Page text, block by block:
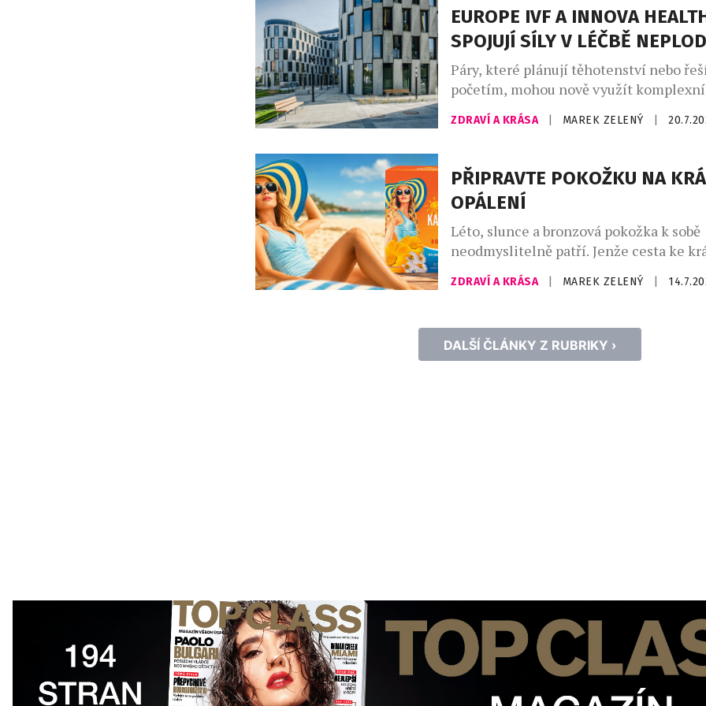
zaostřovat na blízko, mnoho lidí
několika párů brýlí není vždy
Paradoxně si řada z nich ani
EUROPE IVF A INNOVA
SPOJUJÍ SÍLY V LÉČBĚ
Páry, které plánují těhotenství nebo řeší
početím, mohou nově využít komplexní
koordinovanou péči v oblasti
díky partnerství mezi Innova
gynekologii, genetiku, imunologii a
specializace do jednoho systému péče
léčby. Zdravotnická skupina Innova
sdružuje široké spektrum odborníků,
ZDRAVÍ A KRÁSA MAREK ZELENÝ
PŘIPRAVTE POKOŽKU NA
OPÁLENÍ
Léto, slunce a bronzová pokožka k sobě
neodmyslitelně patří. Jenže cesta ke
opálení by neměla vést přes zarudnutí,
loupající se kůže. Spálená pokožka není
záření. Pokud chcete, aby pleť i pokožka
vypadaly zdravě, hladce a opálení
ZDRAVÍ A KRÁSA MAREK ZELENÝ
DALŠÍ ČLÁNKY Z RUBRIKY ›